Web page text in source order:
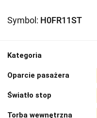
Symbol: H0FR11ST
Kategoria
Oparcie pasażera
Światło stop
Torba wewnętrzna